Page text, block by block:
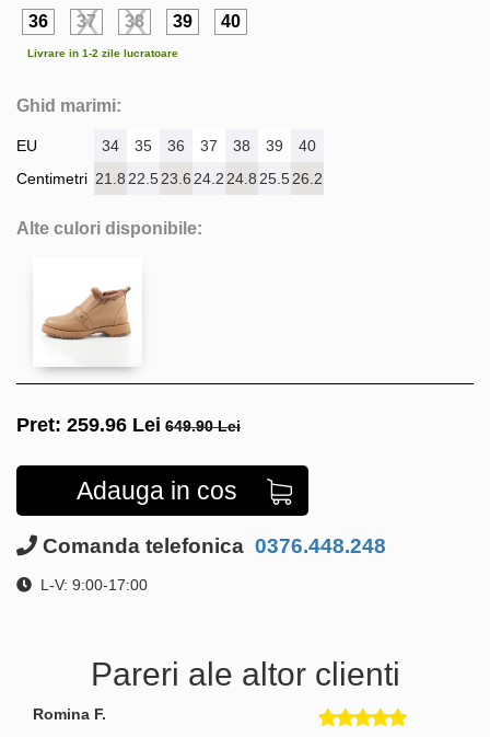
36 37 38 39 40
Livrare in 1-2 zile lucratoare
Ghid marimi:
EU
Centimetri
34 35 36 37 38 39
40
21.8 22.523.6 24.2 24.8 25.526.2
Alte culori disponibile:
Pret: 259.96 Lei 649.90 Lei
Adauga in cos
Comanda telefonica 0376.448.248
L-V: 9:00-17:00
Pareri ale altor clienti
Romina F.